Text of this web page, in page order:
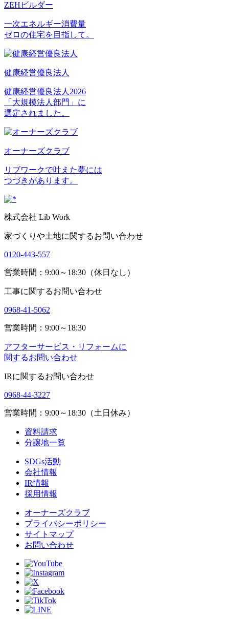
ZEHビルダー
一次エネルギー消費量
ゼロの住宅を目指して。
健康経営優良法人
健康経営優良法人2026
「大規模法人部門」に
選定されました。
オーナーズクラブ
リブワークで叶えた夢には
つづきがあります。
株式会社 Lib Work
家づくりや土地に関するお問い合わせ
0120-443-557
営業時間：9:00～18:30（休日なし）
工事に関するお問い合わせ
0968-41-5062
営業時間：9:00～18:30
アフターサービス・リフォームに
関するお問い合わせ
IRに関するお問い合わせ
0968-44-3227
営業時間：9:00～18:30（土日休み）
資料請求
分譲地一覧
SDGs活動
会社情報
IR情報
採用情報
オーナーズクラブ
プライバシーポリシー
サイトマップ
お問い合わせ